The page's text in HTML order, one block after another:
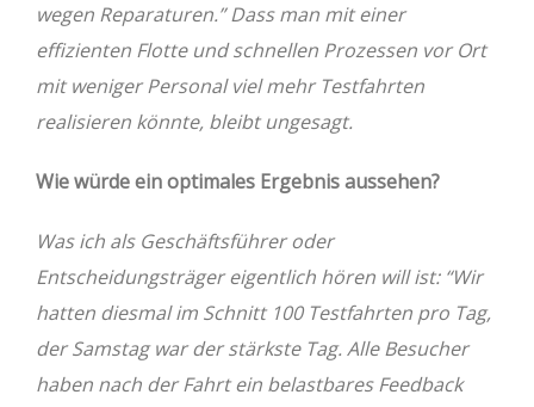
wegen Reparaturen.” Dass man mit einer
effizienten Flotte und schnellen Prozessen vor Ort
mit weniger Personal viel mehr Testfahrten
realisieren könnte, bleibt ungesagt.
Wie würde ein optimales Ergebnis aussehen?
Was ich als Geschäftsführer oder
Entscheidungsträger eigentlich hören will ist: “Wir
hatten diesmal im Schnitt 100 Testfahrten pro Tag,
der Samstag war der stärkste Tag. Alle Besucher
haben nach der Fahrt ein belastbares Feedback